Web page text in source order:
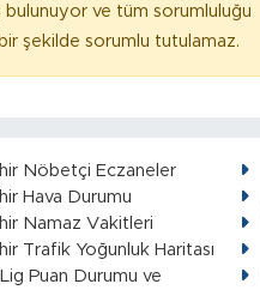
bulunuyor ve tüm sorumluluğu
şekilde sorumlu tutulamaz.
Nöbetçi Eczaneler
Hava Durumu
Namaz Vakitleri
Trafik Yoğunluk Haritası
Puan Durumu ve